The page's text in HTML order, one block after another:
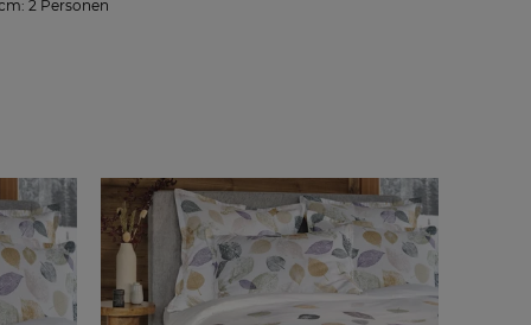
2 Personen